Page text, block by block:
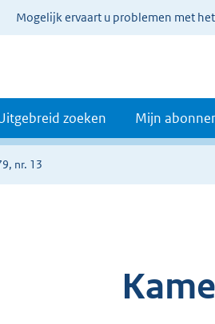
Mogelijk ervaart u problemen met
zoeken Mijn
nr. 13